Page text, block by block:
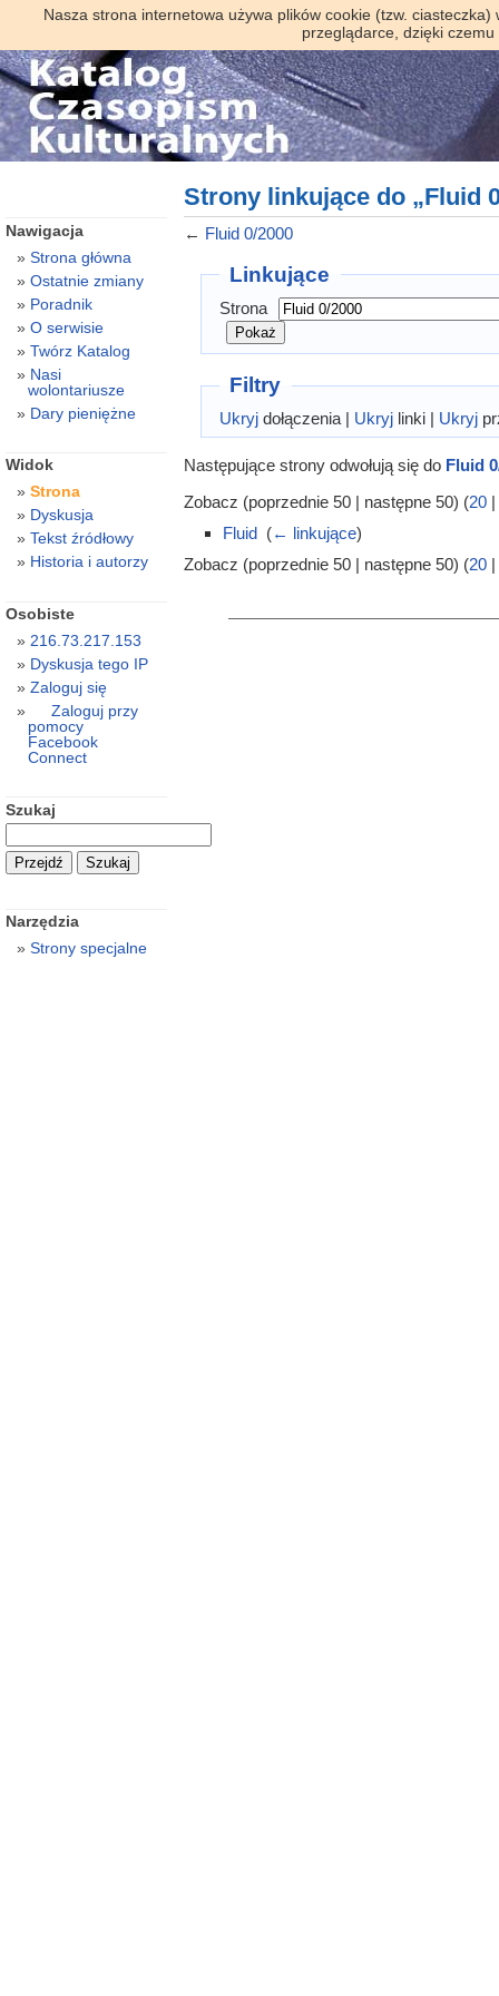
Nasza strona internetowa używa plików cookie (tzw.
przeglądarce, dzięki
Strony linkujące do „Fluid
← Fluid 0/2000
Linkujące
Strona
Filtry
Ukryjdołączenia | Ukryjlinki | Ukryj
Następujące strony odwołują się do Fluid
Zobacz (poprzednie 50 | następne 50) (20|
Fluid‎ (← linkujące)
Zobacz (poprzednie 50 | następne 50) (20|
Nawigacja
Strona główna
Ostatnie zmiany
Poradnik
O serwisie
Twórz Katalog
Nasi
wolontariusze
Dary pieniężne
Widok
Strona
Dyskusja
Tekst źródłowy
Historia i autorzy
Osobiste
216.73.217.153
Dyskusja tego IP
Zaloguj się
Zaloguj przy
pomocy
Facebook
Connect
Szukaj
Narzędzia
Strony specjalne